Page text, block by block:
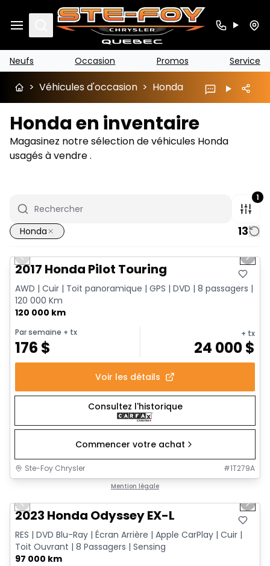
Search
Neufs Occasion Promos Service
> Véhicules d'occasion > Honda
Honda en inventaire
Magasinez notre sélection de véhicules Honda
usagés à vendre .
1
Honda 13
Très bonne offre
Previous slide Next
2017 Honda Pilot Touring
AWD | Cuir | Toit panoramique | GPS | DVD | 8 passagers |
120 000 Km
120 000 km
Par semaine + tx
176 $
+ tx
24 000$
Voir les détails
Consultez l'historique
Commencer votre achat
Ste-Foy Chrysler #1T279A
Mention légale
Previous slide Next
2023 Honda Odyssey EX-L
RES | DVD Blu-Ray | Écran Arrière | Apple CarPlay | Cuir |
Toit Ouvrant | 8 Passagers | Sensing
97 000 km